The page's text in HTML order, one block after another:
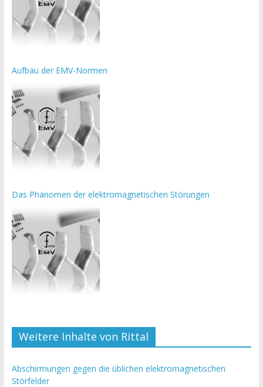
Aufbau der EMV-Normen
Das Phänomen der elektromagnetischen Störungen
Weitere Inhalte von Rittal
Abschirmungen gegen die üblichen elektromagnetischen
Störfelder